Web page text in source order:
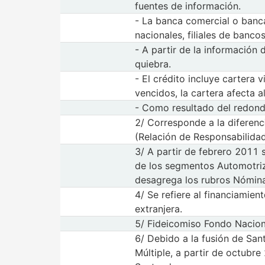
fuentes de información.
- La banca comercial o
nacionales, filiales de
- A partir de la información
quiebra.
- El crédito incluye cartera
vencidos, la cartera afecta
- Como resultado del
2/ Corresponde a la
(Relación de
3/ A partir de febrero 2011
de los segmentos
desagrega los rubros
4/ Se refiere al
extranjera.
5/ Fideicomiso Fondo
6/ Debido a la fusión de
Múltiple, a partir de octubre